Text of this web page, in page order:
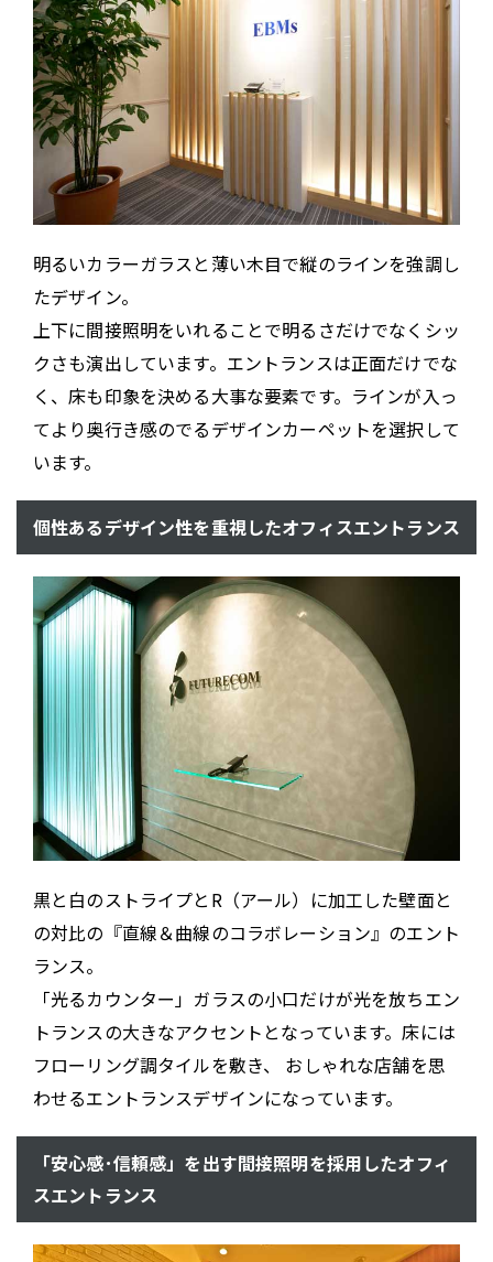
明るいカラーガラスと薄い木目で縦のラインを強調し
たデザイン。
上下に間接照明をいれることで明るさだけでなくシッ
クさも演出しています。エントランスは正面だけでな
く、床も印象を決める大事な要素です。ラインが入っ
てより奥行き感のでるデザインカーペットを選択して
います。
個性あるデザイン性を重視したオフィスエントランス
黒と白のストライプとR（アール）に加工した壁面と
の対比の『直線＆曲線のコラボレーション』のエント
ランス。
「光るカウンター」ガラスの小口だけが光を放ちエン
トランスの大きなアクセントとなっています。床には
フローリング調タイルを敷き、 おしゃれな店舗を思
わせるエントランスデザインになっています。
「安心感･信頼感」を出す間接照明を採用したオフィ
スエントランス